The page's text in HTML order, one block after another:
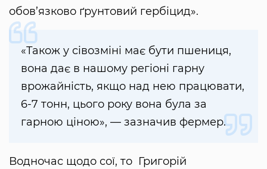
обов’язково ґрунтовий гербіцид».
«Також у сівозміні має бути пшениця,
вона дає в нашому регіоні гарну
врожайність, якщо над нею працювати,
6-7 тонн, цього року вона була за
гарною ціною», — зазначив фермер.
Водночас щодо сої, то Григорій